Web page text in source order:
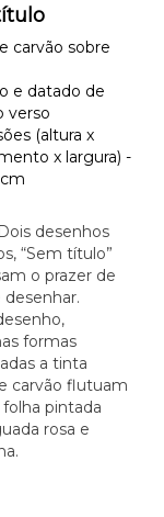
carvão sobre
e datado de
verso
(altura x
x largura) -
desenhos
“Sem título”
o prazer de
formas
a tinta
carvão flutuam
folha pintada
rosa e